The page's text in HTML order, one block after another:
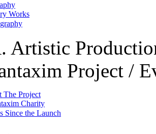
Works
Project /
The Project
Charity
Since the Launch